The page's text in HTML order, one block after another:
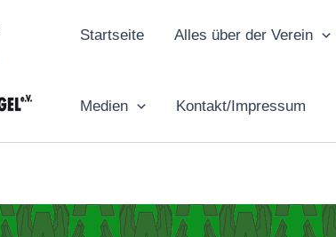
Startseite Alles über der Verein
Medien Kontakt/Impressum